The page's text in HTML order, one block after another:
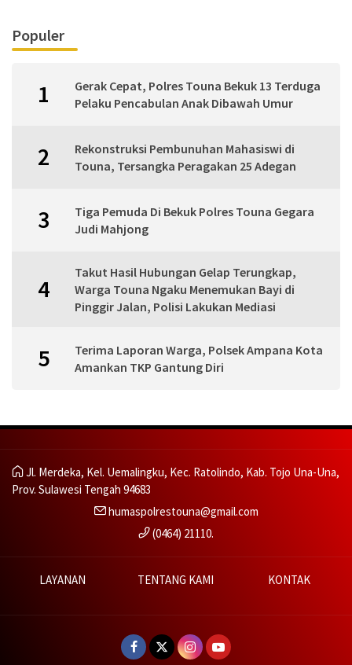
Populer
1
Gerak Cepat, Polres Touna Bekuk 13 Terduga
Pelaku Pencabulan Anak Dibawah Umur
2
Rekonstruksi Pembunuhan Mahasiswi di
Touna, Tersangka Peragakan 25 Adegan
3
Tiga Pemuda Di Bekuk Polres Touna Gegara
Judi Mahjong
4
Takut Hasil Hubungan Gelap Terungkap,
Warga Touna Ngaku Menemukan Bayi di
Pinggir Jalan, Polisi Lakukan Mediasi
5
Terima Laporan Warga, Polsek Ampana Kota
Amankan TKP Gantung Diri
Jl. Merdeka, Kel. Uemalingku, Kec. Ratolindo, Kab. Tojo Una-Una,
Prov. Sulawesi Tengah 94683
humaspolrestouna@gmail.com
(0464) 21110.
LAYANAN TENTANG KAMI KONTAK